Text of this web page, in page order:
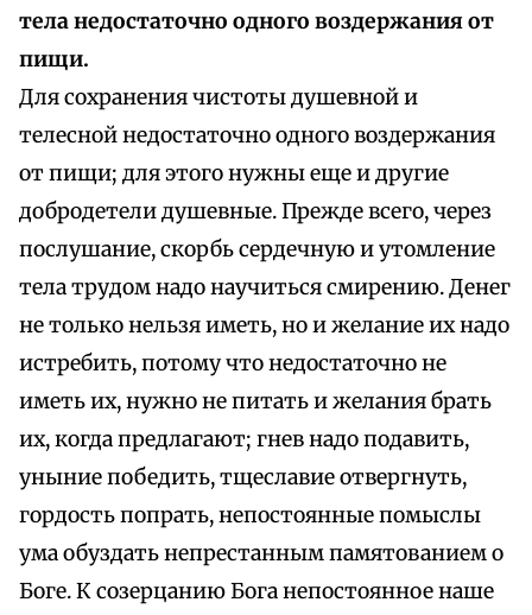
тела недостаточно одного воздержания от
пищи.
Для сохранения чистоты душевной и
телесной недостаточно одного воздержания
от пищи; для этого нужны еще и другие
добродетели душевные. Прежде всего, через
послушание, скорбь сердечную и утомление
тела трудом надо научиться смирению. Денег
не только нельзя иметь, но и желание их надо
истребить, потому что недостаточно не
иметь их, нужно не питать и желания брать
их, когда предлагают; гнев надо подавить,
уныние победить, тщеславие отвергнуть,
гордость попрать, непостоянные помыслы
ума обуздать непрестанным памятованием о
Боге. К созерцанию Бога непостоянное наше